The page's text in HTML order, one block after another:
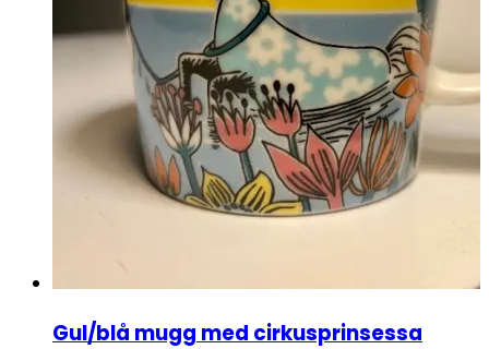
Gul/blå mugg med cirkusprinsessa